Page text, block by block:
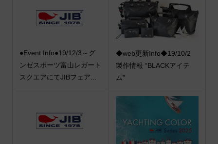
●Event Info●19/12/3～グ
ンゼスポーツ富山レガート
スクエアにてJIBフェア...
◆web更新Info◆19/10/2
製作情報 “BLACKアイテ
ム”